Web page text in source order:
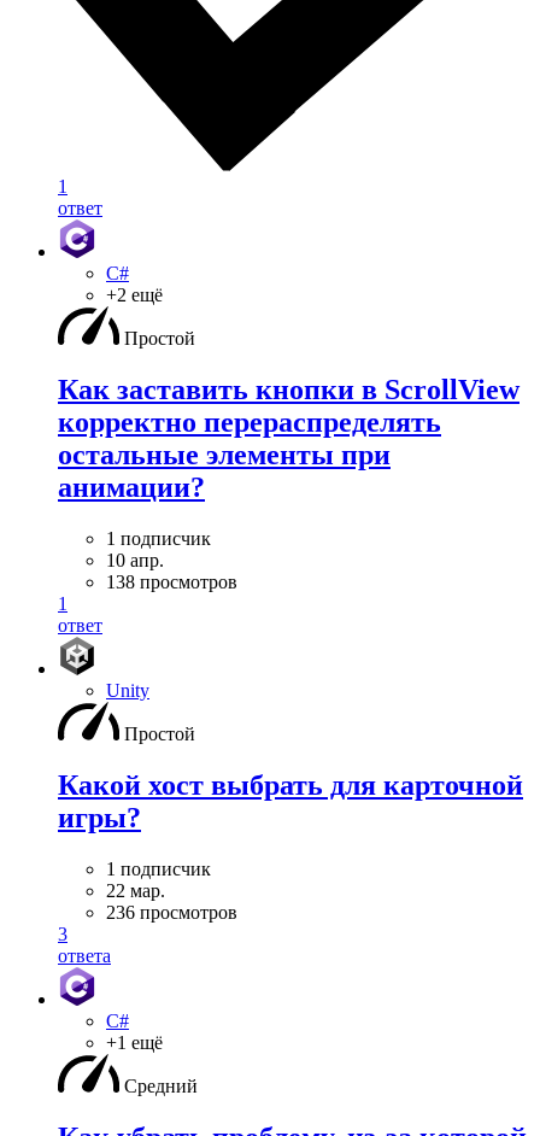
1
ответ
C#
+2 ещё
Простой
Как заставить кнопки в ScrollView
корректно перераспределять
остальные элементы при
анимации?
1 подписчик
10 апр.
138 просмотров
1
ответ
Unity
Простой
Какой хост выбрать для карточной
игры?
1 подписчик
22 мар.
236 просмотров
3
ответа
C#
+1 ещё
Средний